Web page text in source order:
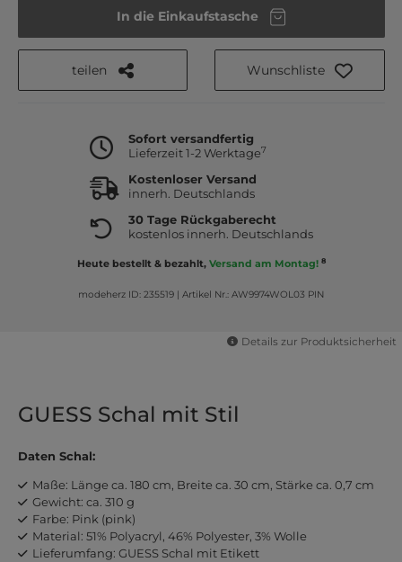
In die Einkaufstasche
teilen Wunschliste
Sofort versandfertig
Lieferzeit 1-2 Werktage7
Kostenloser Versand
innerh. Deutschlands
30 Tage Rückgaberecht
kostenlos innerh. Deutschlands
Heute bestellt & bezahlt, Versand am Montag! 8
modeherz ID: 235519 Artikel Nr.: AW9974WOL03 PIN
Details zur Produktsicherheit
GUESS Schal mit Stil
Daten Schal:
Maße: Länge ca. 180 cm, Breite ca. 30 cm, Stärke ca. 0,7 cm
Gewicht: ca. 310 g
Farbe: Pink (pink)
Material: 51% Polyacryl, 46% Polyester, 3% Wolle
Lieferumfang: GUESS Schal mit Etikett